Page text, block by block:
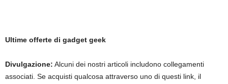
Ultime offerte di gadget geek
Divulgazione: Alcuni dei nostri articoli includono collegamenti
associati. Se acquisti qualcosa attraverso uno di questi link, il